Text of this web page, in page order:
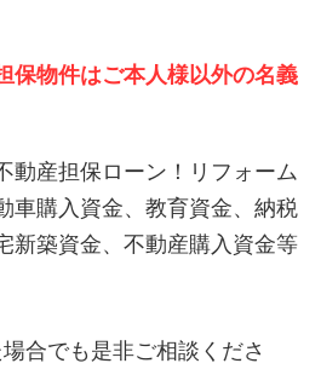
保物件はご本人様以外の名義
動産担保ローン！リフォーム
車購入資金、教育資金、納税
新築資金、不動産購入資金等
合でも是非ご相談くださ